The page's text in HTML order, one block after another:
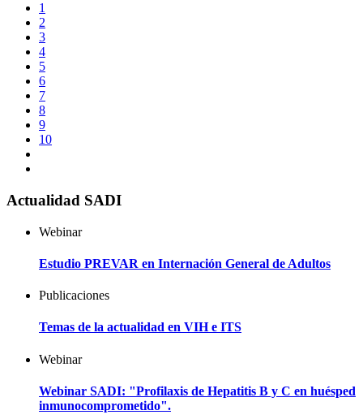
1
2
3
4
5
6
7
8
9
10
Actualidad SADI
Webinar
Estudio PREVAR en Internación General de Adultos
Publicaciones
Temas de la actualidad en VIH e ITS
Webinar
Webinar SADI: "Profilaxis de Hepatitis B y C en huésped
inmunocomprometido".